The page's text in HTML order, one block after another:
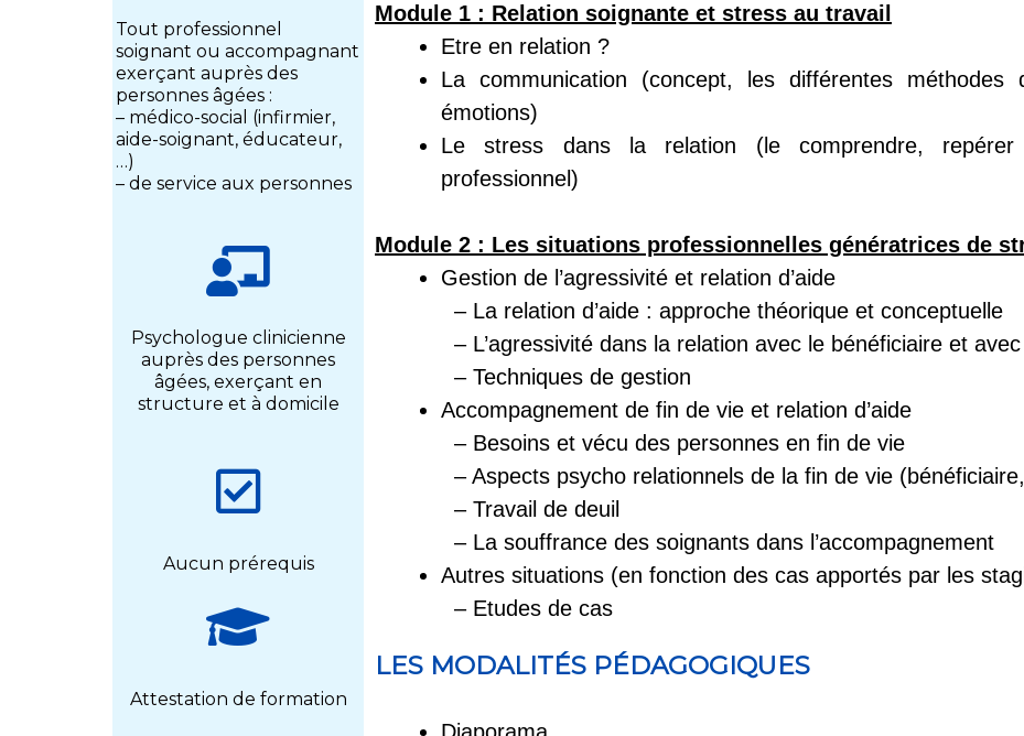
Tout professionnel
soignant ou accompagnant
exerçant auprès des
personnes âgées :
– médico-social (infirmier,
aide-soignant, éducateur,
…)
– de service aux personnes
Psychologue clinicienne
auprès des personnes
âgées, exerçant en
structure et à domicile
Aucun prérequis
Attestation de formation
Module 1 : Relation soignante et stress au travail
Etre en relation ?
La communication (concept, les différentes
émotions)
Le stress dans la relation (le comprendre, repérer
professionnel)
Module 2 : Les situations professionnelles génératrices de
Gestion de l’agressivité et relation d’aide
– La relation d’aide : approche théorique et conceptuelle
– L’agressivité dans la relation avec le bénéficiaire et
– Techniques de gestion
Accompagnement de fin de vie et relation d’aide
– Besoins et vécu des personnes en fin de vie
– Aspects psycho relationnels de la fin de vie
– Travail de deuil
– La souffrance des soignants dans l’accompagnement
Autres situations (en fonction des cas apportés par les
– Etudes de cas
LES MODALITÉS PÉDAGOGIQUES